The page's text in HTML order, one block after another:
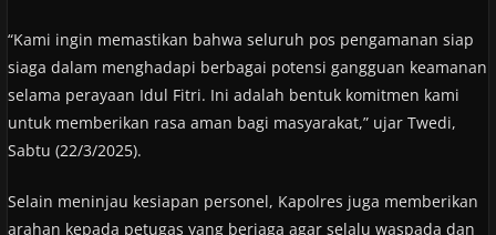
“Kami ingin memastikan bahwa seluruh pos pengamanan siap
siaga dalam menghadapi berbagai potensi gangguan keamanan
selama perayaan Idul Fitri. Ini adalah bentuk komitmen kami
untuk memberikan rasa aman bagi masyarakat,” ujar Twedi,
Sabtu (22/3/2025).
Selain meninjau kesiapan personel, Kapolres juga memberikan
arahan kepada petugas yang berjaga agar selalu waspada dan